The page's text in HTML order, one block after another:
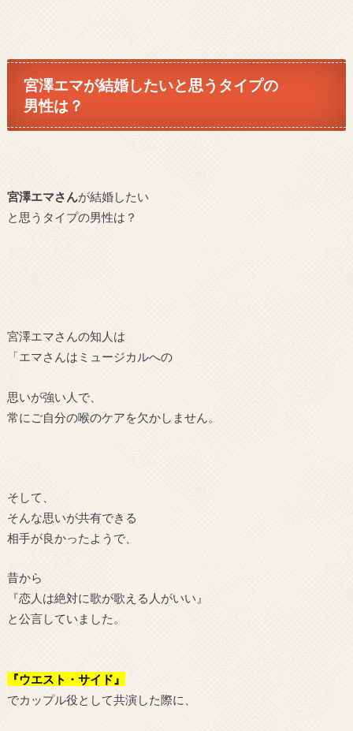
宮澤エマが結婚したいと思うタイプの
男性は？
宮澤エマさんが結婚したい
と思うタイプの男性は？
宮澤エマさんの知人は
「エマさんはミュージカルへの
思いが強い人で、
常にご自分の喉のケアを欠かしません。
そして、
そんな思いが共有できる
相手が良かったようで、
昔から
『恋人は絶対に歌が歌える人がいい』
と公言していました。
『ウエスト・サイド』
でカップル役として共演した際に、